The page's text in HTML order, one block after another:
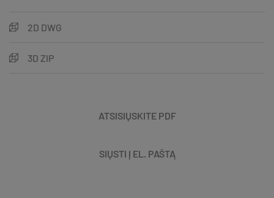
2D DWG
3D ZIP
ATSISIŲSKITE PDF
SIŲSTI Į EL. PAŠTĄ